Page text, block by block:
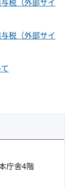
税（外部サイ
庁舎4階